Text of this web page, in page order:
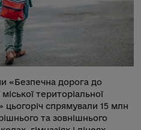
«Безпечна дорога до
територіальної
спрямували 15 млн
та зовнішнього